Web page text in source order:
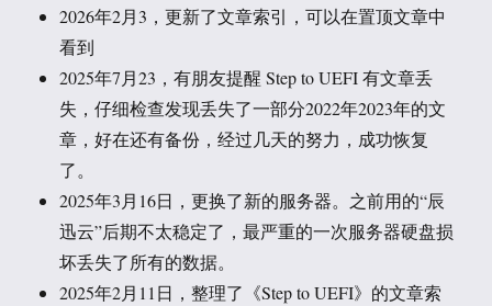
2026年2月3，更新了文章索引，可以在置顶文章中
看到
2025年7月23，有朋友提醒 Step to UEFI 有文章丢
失，仔细检查发现丢失了一部分2022年2023年的文
章，好在还有备份，经过几天的努力，成功恢复
了。
2025年3月16日，更换了新的服务器。之前用的“辰
迅云”后期不太稳定了，最严重的一次服务器硬盘损
坏丢失了所有的数据。
2025年2月11日，整理了《Step to UEFI》的文章索